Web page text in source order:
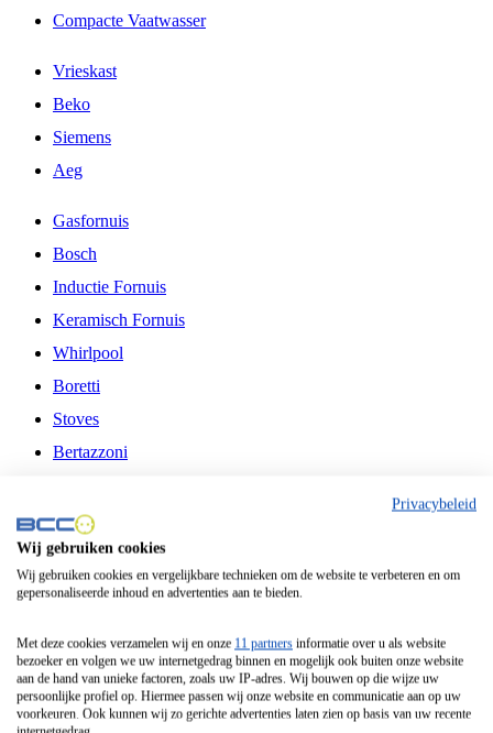
Compacte Vaatwasser
Vrieskast
Beko
Siemens
Aeg
Gasfornuis
Bosch
Inductie Fornuis
Keramisch Fornuis
Whirlpool
Boretti
Stoves
Bertazzoni
Fitelli
Airfryer
Frituurpan
Contactgrill
Broodbakmachine
Broodrooster
Privacybeleid
Wij gebruiken cookies
Wij gebruiken cookies en vergelijkbare technieken om de website te verbeteren en om
gepersonaliseerde inhoud en advertenties aan te bieden.
Met deze cookies verzamelen wij en onze 11 partners informatie over u als website
bezoeker en volgen we uw internetgedrag binnen en mogelijk ook buiten onze website
aan de hand van unieke factoren, zoals uw IP-adres. Wij bouwen op die wijze uw
persoonlijke profiel op. Hiermee passen wij onze website en communicatie aan op uw
voorkeuren. Ook kunnen wij zo gerichte advertenties laten zien op basis van uw recente